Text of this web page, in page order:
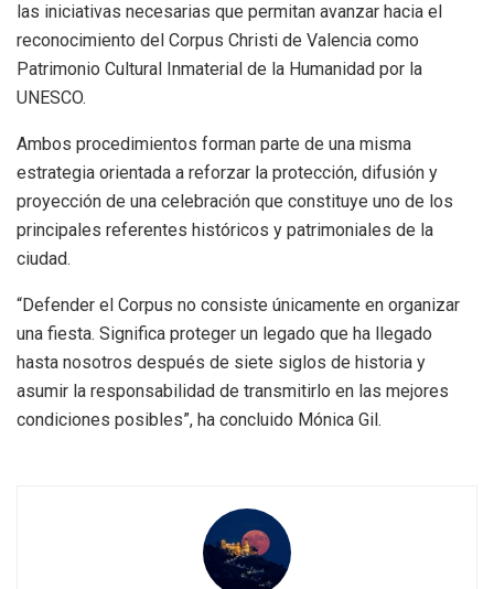
las iniciativas necesarias que permitan avanzar hacia el
reconocimiento del Corpus Christi de Valencia como
Patrimonio Cultural Inmaterial de la Humanidad por la
UNESCO.
Ambos procedimientos forman parte de una misma
estrategia orientada a reforzar la protección, difusión y
proyección de una celebración que constituye uno de los
principales referentes históricos y patrimoniales de la
ciudad.
“Defender el Corpus no consiste únicamente en organizar
una fiesta. Significa proteger un legado que ha llegado
hasta nosotros después de siete siglos de historia y
asumir la responsabilidad de transmitirlo en las mejores
condiciones posibles”, ha concluido Mónica Gil.